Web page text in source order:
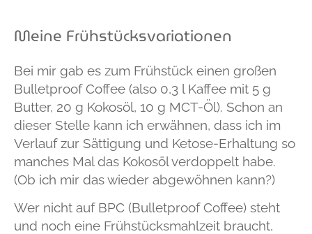
Meine Frühstücksvariationen
Bei mir gab es zum Frühstück einen großen
Bulletproof Coffee (also 0,3 l Kaffee mit 5 g
Butter, 20 g Kokosöl, 10 g MCT-Öl). Schon an
dieser Stelle kann ich erwähnen, dass ich im
Verlauf zur Sättigung und Ketose-Erhaltung so
manches Mal das Kokosöl verdoppelt habe.
(Ob ich mir das wieder abgewöhnen kann?)
Wer nicht auf BPC (Bulletproof Coffee) steht
und noch eine Frühstücksmahlzeit braucht,